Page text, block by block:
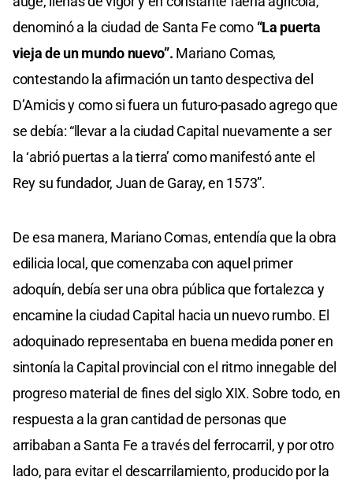
denominó a la ciudad de Santa Fe como“La puerta
vieja de un mundo nuevo”. Mariano Comas,
contestando la afirmación un tanto despectiva del
D’Amicis y como si fuera un futuro-pasado agrego que
se debía: “llevar a la ciudad Capital nuevamente a ser
la ‘abrió puertas a la tierra’ como manifestó ante el
Rey su fundador, Juan de Garay, en 1573”.
De esa manera, Mariano Comas, entendía que la obra
edilicia local, que comenzaba con aquel primer
adoquín, debía ser una obra pública que fortalezca y
encamine la ciudad Capital hacia un nuevo rumbo. El
adoquinado representaba en buena medida poner en
sintonía la Capital provincial con el ritmo innegable del
progreso material de fines del siglo XIX. Sobre todo, en
respuesta a la gran cantidad de personas que
arribaban a Santa Fe a través del ferrocarril, y por otro
lado, para evitar el descarrilamiento, producido por la